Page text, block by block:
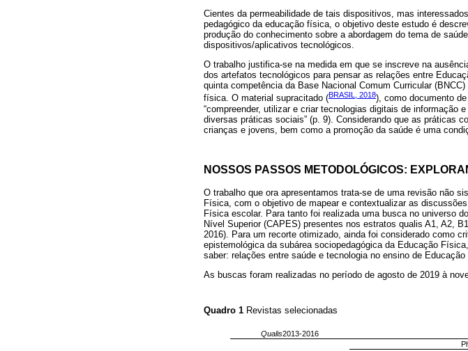
Cientes da permeabilidade de tais dispositivos, mas
pedagógico da educação física, o objetivo deste estudo é
produção do conhecimento sobre a abordagem do tema de
dispositivos/aplicativos tecnológicos.
O trabalho justifica-se na medida em que se inscreve na
dos artefatos tecnológicos para pensar as relações entre
quinta competência da Base Nacional Comum Curricular
física. O material supracitado (BRASIL, 2018), como documento
“compreender, utilizar e criar tecnologias digitais de
diversas práticas sociais” (p. 9). Considerando que as práticas
crianças e jovens, bem como a promoção da saúde é uma
NOSSOS PASSOS METODOLÓGICOS:
O trabalho que ora apresentamos trata-se de uma revisão não
Física, com o objetivo de mapear e contextualizar as
Física escolar. Para tanto foi realizada uma busca no universo
Nível Superior (CAPES) presentes nos estratos qualis A1, A2,
2016). Para um recorte otimizado, ainda foi considerado como
epistemológica da subárea sociopedagógica da Educação
saber: relações entre saúde e tecnologia no ensino de
As buscas foram realizadas no período de agosto de 2019 à
Quadro 1 Revistas selecionadas
Qualis2013-2016